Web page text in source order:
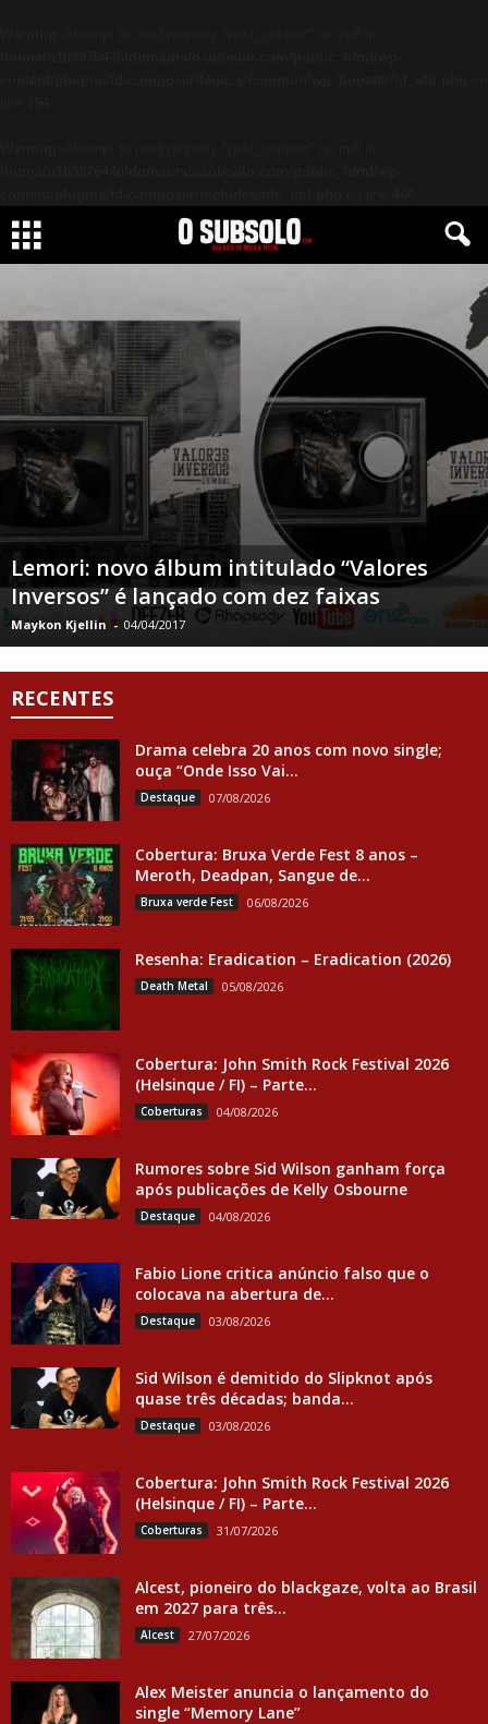
Lemori: novo álbum intitulado “Valores
Inversos” é lançado com dez faixas
Maykon Kjellin - 04/04/2017
RECENTES
Drama celebra 20 anos com novo single;
ouça “Onde Isso Vai...
Destaque 07/08/2026
Cobertura: Bruxa Verde Fest 8 anos –
Meroth, Deadpan, Sangue de...
Bruxa verde Fest 06/08/2026
Resenha: Eradication – Eradication (2026)
Death Metal 05/08/2026
Cobertura: John Smith Rock Festival 2026
(Helsinque / FI) – Parte...
Coberturas 04/08/2026
Rumores sobre Sid Wilson ganham força
após publicações de Kelly Osbourne
Destaque 04/08/2026
Fabio Lione critica anúncio falso que o
colocava na abertura de...
Destaque 03/08/2026
Sid Wilson é demitido do Slipknot após
quase três décadas; banda...
Destaque 03/08/2026
Cobertura: John Smith Rock Festival 2026
(Helsinque / FI) – Parte...
Coberturas 31/07/2026
Alcest, pioneiro do blackgaze, volta ao Brasil
em 2027 para três...
Alcest 27/07/2026
Alex Meister anuncia o lançamento do
single “Memory Lane”